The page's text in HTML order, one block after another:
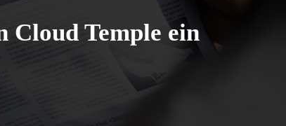
Cloud Temple ein
in der SecNumCloud von Cloud Temple ein -
sich in der SecNumCloud von Cloud Temple
richtet sich in der SecNumCloud von Cloud